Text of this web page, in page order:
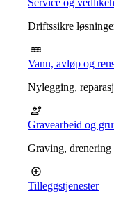
Driftssikre
Vann, avløp og
Nylegging,
Gravearbeid og
Graving, drenering
Tilleggstjenester